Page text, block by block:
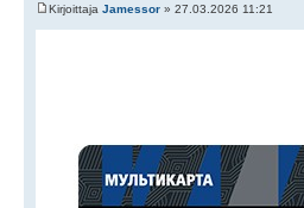
Kirjoittaja Jamessor » 27.03.2026 11:21